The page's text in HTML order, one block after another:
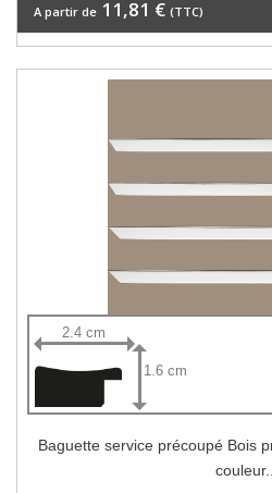
A partir de 11,81 € (TTC)
2.4 cm
1.6 cm
Baguette service précoupé Bois